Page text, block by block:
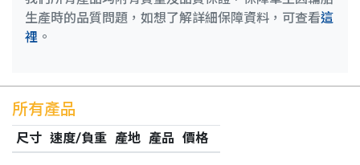
生產時的品質問題，如想了解詳細保障資料，可查看這
裡 。
所有產品
尺寸 速度/負重 產地 產品 價格